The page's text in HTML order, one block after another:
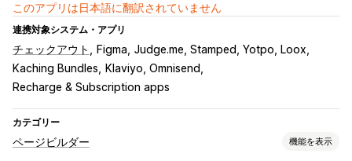
このアプリは日本語に翻訳されていません
連携対象システム・アプリ
チェックアウト Figma Judge.me, Stamped, Yotpo, Loox
Kaching Bundles
Klaviyo, Omnisend
Recharge & Subscription apps
カテゴリー
ページビルダー 機能を表示